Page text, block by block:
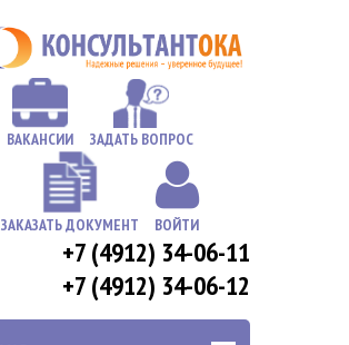
ВАКАНСИИ ЗАДАТЬ ВОПРОС
ЗАКАЗАТЬ ДОКУМЕНТ ВОЙТИ
+7 (4912) 34-06-11
+7 (4912) 34-06-12